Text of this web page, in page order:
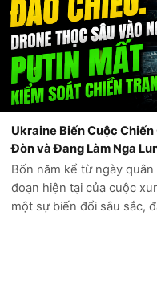
Ukraine Biến Cuộc
Đòn và Đang Làm Nga
Bốn năm kể từ ngày
đoạn hiện tại của cuộc
một sự biến đổi sâu sắc,